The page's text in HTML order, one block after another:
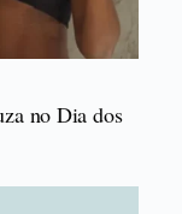
no Dia dos